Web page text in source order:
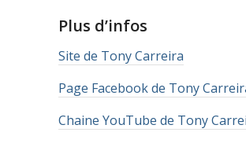
Plus d’infos
Site de Tony Carreira
Page Facebook de Tony
Chaine YouTube de Tony